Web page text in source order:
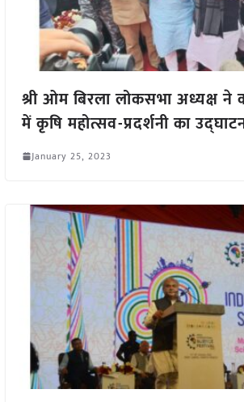
श्री ओम बिरला लोकसभा अध्यक्ष ने
में कृषि महोत्सव-प्रदर्शनी का
January 25, 2023